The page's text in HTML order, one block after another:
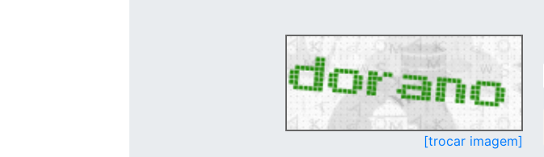
[trocar imagem]